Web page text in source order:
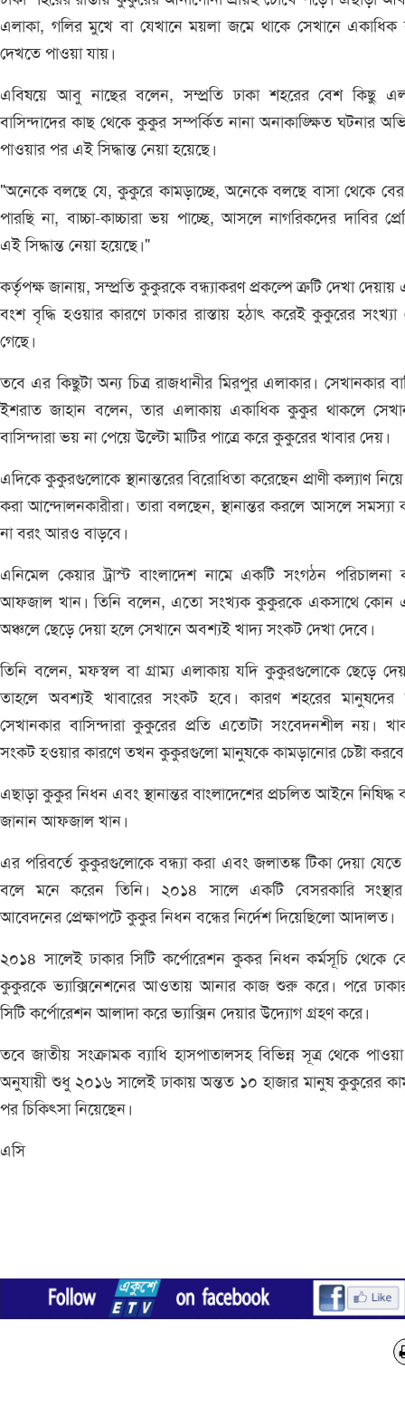
এলাকা, গলির মুখে বা যেখানে ময়লা জমে থাকে সেখানে
দেখতে পাওয়া যায়।
এবিষয়ে আবু নাছের বলেন, সম্প্রতি ঢাকা শহরের বেশ কিছু
বাসিন্দাদের কাছ থেকে কুকুর সম্পর্কিত নানা অনাকাঙ্ক্ষিত ঘটনার
পাওয়ার পর এই সিদ্ধান্ত নেয়া হয়েছে।
"অনেকে বলছে যে, কুকুরে কামড়াচ্ছে, অনেকে বলছে বাসা থেকে
পারছি না, বাচ্চা-কাচ্চারা ভয় পাচ্ছে, আসলে নাগরিকদের দাবির
এই সিদ্ধান্ত নেয়া হয়েছে।"
কর্তৃপক্ষ জানায়, সম্প্রতি কুকুরকে বন্ধ্যাকরণ প্রকল্পে ত্রুটি দেখা দেয়ায়
বংশ বৃদ্ধি হওয়ার কারণে ঢাকার রাস্তায় হঠাৎ করেই কুকুরের সংখ্যা
গেছে।
তবে এর কিছুটা অন্য চিত্র রাজধানীর মিরপুর এলাকার। সেখানকার
ইশরাত জাহান বলেন, তার এলাকায় একাধিক কুকুর থাকলে
বাসিন্দারা ভয় না পেয়ে উল্টো মাটির পাত্রে করে কুকুরের খাবার দেয়।
এদিকে কুকুরগুলোকে স্থানান্তরের বিরোধিতা করেছেন প্রাণী কল্যাণ
করা আন্দোলনকারীরা। তারা বলছেন, স্থানান্তর করলে আসলে সমস্যা
না বরং আরও বাড়বে।
এনিমেল কেয়ার ট্রাস্ট বাংলাদেশ নামে একটি সংগঠন পরিচালনা
আফজাল খান। তিনি বলেন, এতো সংখ্যক কুকুরকে একসাথে কোন
অঞ্চলে ছেড়ে দেয়া হলে সেখানে অবশ্যই খাদ্য সংকট দেখা দেবে।
তিনি বলেন, মফস্বল বা গ্রাম্য এলাকায় যদি কুকুরগুলোকে ছেড়ে
তাহলে অবশ্যই খাবারের সংকট হবে। কারণ শহরের
সেখানকার বাসিন্দারা কুকুরের প্রতি এতোটা সংবেদনশীল নয়।
সংকট হওয়ার কারণে তখন কুকুরগুলো মানুষকে কামড়ানোর চেষ্টা
এছাড়া কুকুর নিধন এবং স্থানান্তর বাংলাদেশের প্রচলিত আইনে নিষিদ্ধ
জানান আফজাল খান।
এর পরিবর্তে কুকুরগুলোকে বন্ধ্যা করা এবং জলাতঙ্ক টিকা দেয়া যেতে
বলে মনে করেন তিনি। ২০১৪ সালে একটি বেসরকারি
আবেদনের প্রেক্ষাপটে কুকুর নিধন বন্ধের নির্দেশ দিয়েছিলো আদালত।
২০১৪ সালেই ঢাকার সিটি কর্পোরেশন কুকর নিধন কর্মসূচি থেকে
কুকুরকে ভ্যাক্সিনেশনের আওতায় আনার কাজ শুরু করে। পরে
সিটি কর্পোরেশন আলাদা করে ভ্যাক্সিন দেয়ার উদ্যোগ গ্রহণ করে।
তবে জাতীয় সংক্রামক ব্যাধি হাসপাতালসহ বিভিন্ন সূত্র থেকে
অনুযায়ী শুধু ২০১৬ সালেই ঢাকায় অন্তত ১০ হাজার মানুষ কুকুরের
পর চিকিৎসা নিয়েছেন।
এসি